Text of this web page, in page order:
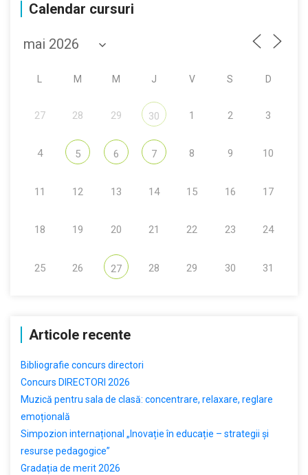
Calendar cursuri
M M J V S D
27 28 29 30 1 2 3
4 5 6 7 8 9 10
11 12 13 14 15 16 17
18 19 20 21 22 23 24
25 26 27 28 29 30 31
Articole recente
Bibliografie concurs directori
Concurs DIRECTORI 2026
Muzică pentru sala de clasă: concentrare, relaxare, reglare
emoțională
Simpozion internațional „Inovație în educație – strategii și
resurse pedagogice”
Gradația de merit 2026